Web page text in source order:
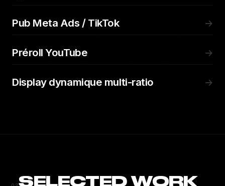
Pub Meta Ads / TikTok →
Préroll YouTube →
Display dynamique multi-ratio →
SELECTED WORK